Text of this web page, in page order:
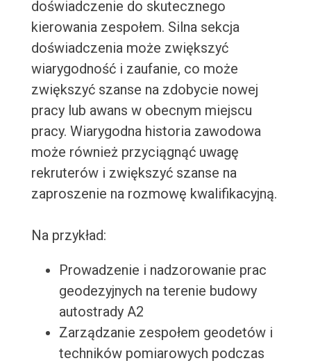
doświadczenie do skutecznego
kierowania zespołem. Silna sekcja
doświadczenia może zwiększyć
wiarygodność i zaufanie, co może
zwiększyć szanse na zdobycie nowej
pracy lub awans w obecnym miejscu
pracy. Wiarygodna historia zawodowa
może również przyciągnąć uwagę
rekruterów i zwiększyć szanse na
zaproszenie na rozmowę kwalifikacyjną.
Na przykład:
Prowadzenie i nadzorowanie prac
geodezyjnych na terenie budowy
autostrady A2
Zarządzanie zespołem geodetów i
techników pomiarowych podczas